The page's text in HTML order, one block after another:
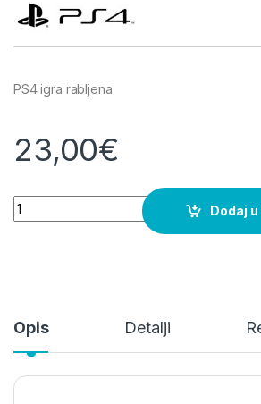
PS4 igra rabljena
23,00€
FINAL FANTASY TYPE 0 HD quantity
Dodaj
Opis Detalji